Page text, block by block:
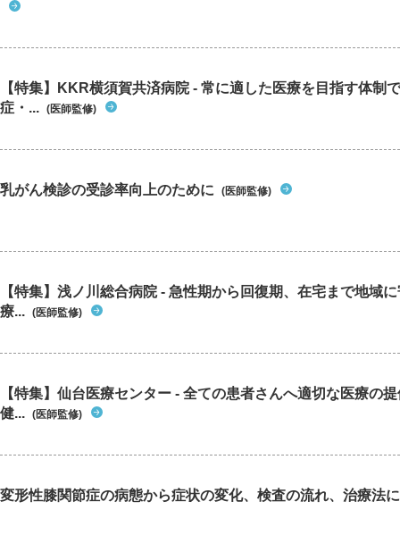
【特集】KKR横須賀共済病院 - 常に適した医療を目指す体制
症・... (医師監修)
乳がん検診の受診率向上のために (医師監修)
【特集】浅ノ川総合病院 - 急性期から回復期、在宅まで地域
療... (医師監修)
【特集】仙台医療センター - 全ての患者さんへ適切な医療の
健... (医師監修)
変形性膝関節症の病態から症状の変化、検査の流れ、治療法